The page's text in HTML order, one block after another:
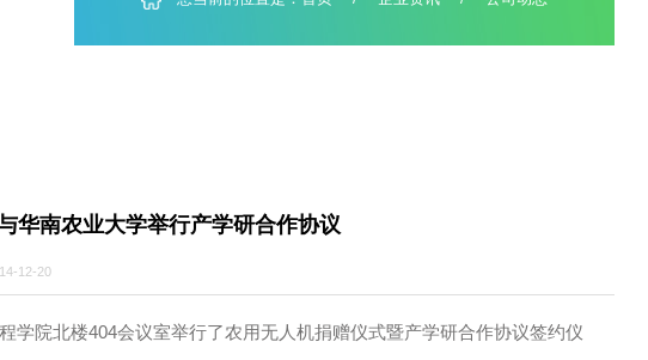
您当前的位置是：首页/企业资讯/公
公司与华南农业大学举行产学研合作协议
2014-12-20